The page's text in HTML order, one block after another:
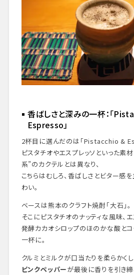
香ばしさと深みの一杯：「
Espresso」
2杯目に選んだのは「Pistacchio &
ピスタチオやエスプレッソといった素
系”のカクテルとは異なり、
こちらはむしろ、香ばしさとビター感
わい。
ベースは熊本のクラフト焼酎「大石」。
そこにピスタチオのナッティな風味、エ
発酵カカオシロップのほのかな酸とコ
一杯に。
クルミとミルクが口当たりを柔らかくし
ピンクペッパーが最後に香りを引き締